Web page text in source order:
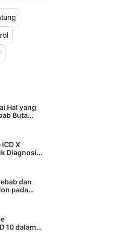
Hal yang
Buta
X
Diagnosis
dan
pada
10 dalam